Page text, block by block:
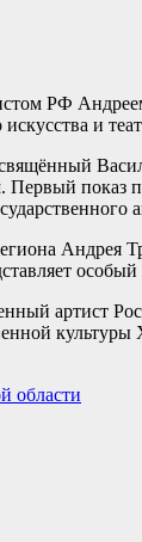
РФ
и
показ
Андрея
особый
артист
культуры
области